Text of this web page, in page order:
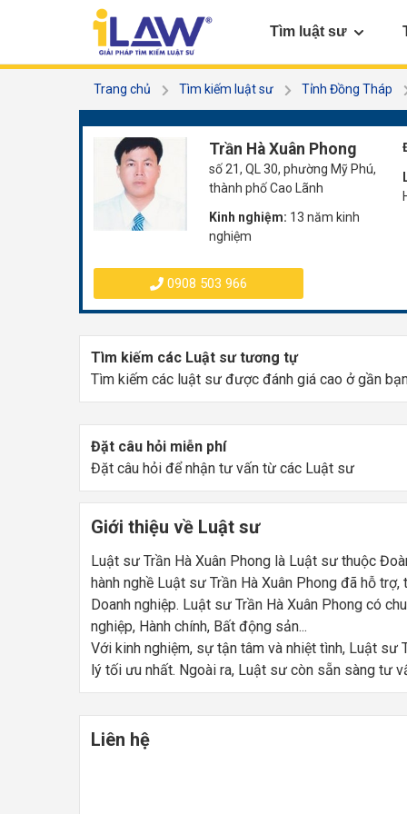
Tìm luật sư
Trang chủ Tìm kiếm luật sư Tỉnh Đồng Tháp
Trần Hà Xuân Phong
số 21, QL 30, phường Mỹ Phú,
thành phố Cao Lãnh
Kinh nghiệm: 13 năm kinh
nghiệm
0908 503 966
Tìm kiếm các Luật sư tương tự
Tìm kiếm các luật sư được đánh giá cao ở gần
Đặt câu hỏi miễn phí
Đặt câu hỏi để nhận tư vấn từ các Luật sư
Giới thiệu về Luật sư
Luật sư Trần Hà Xuân Phong là Luật sư thuộc
hành nghề Luật sư Trần Hà Xuân Phong đã hỗ
Doanh nghiệp. Luật sư Trần Hà Xuân Phong có
nghiệp, Hành chính, Bất động sản...
Với kinh nghiệm, sự tận tâm và nhiệt tình, Luật sư
lý tối ưu nhất. Ngoài ra, Luật sư còn sẵn sàng tư
Liên hệ